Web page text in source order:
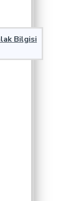
Bilgisi